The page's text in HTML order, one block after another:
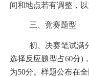
间和地点若有调整，
三、竞赛题型
初、决赛笔试满
选择反应题型占60分)
为50分。样题公布在